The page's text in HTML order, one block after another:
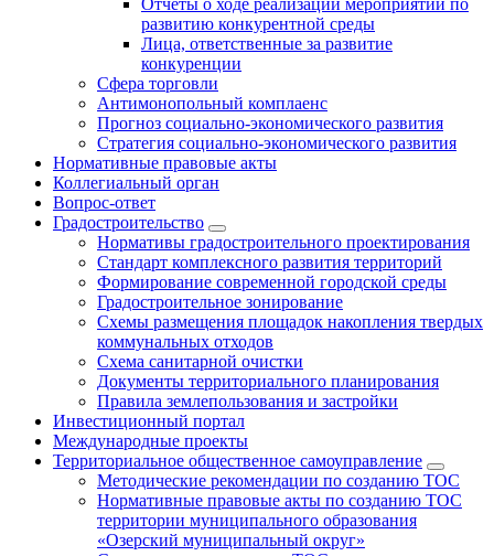
Отчеты о ходе реализации мероприятий по
развитию конкурентной среды
Лица, ответственные за развитие
конкуренции
Сфера торговли
Антимонопольный комплаенс
Прогноз социально-экономического развития
Стратегия социально-экономического развития
Нормативные правовые акты
Коллегиальный орган
Вопрос-ответ
Градостроительство
Нормативы градостроительного проектирования
Стандарт комплексного развития территорий
Формирование современной городской среды
Градостроительное зонирование
Схемы размещения площадок накопления твердых
коммунальных отходов
Схема санитарной очистки
Документы территориального планирования
Правила землепользования и застройки
Инвестиционный портал
Международные проекты
Территориальное общественное самоуправление
Методические рекомендации по созданию ТОС
Нормативные правовые акты по созданию ТОС
территории муниципального образования
«Озерский муниципальный округ»